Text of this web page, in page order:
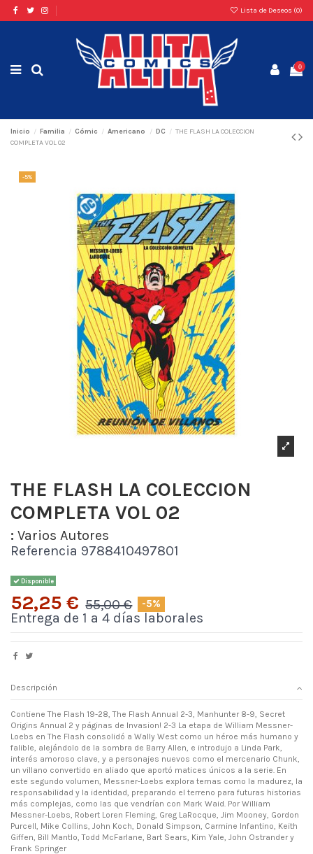
Lista de Deseos (0)
0
Inicio Familia Cómic Americano DC
THE FLASH LA COLECCION
COMPLETA VOL 02
-5%
THE FLASH LA COLECCION
COMPLETA VOL 02
: Varios Autores
Referencia 9788410497801
Disponible
52,25 € 55,00 € -5%
Entrega de 1 a 4 días laborales
Descripción
Contiene The Flash 19-28, The Flash Annual 2-3, Manhunter 8-9, Secret
Origins Annual 2 y páginas de Invasion! 2-3 La etapa de William Messner-
Loebs en The Flash consolidó a Wally West como un héroe más humano y
falible, alejándolo de la sombra de Barry Allen, e introdujo a Linda Park,
interés amoroso clave, y a personajes nuevos como el mercenario Chunk,
un villano convertido en aliado que aportó matices únicos a la serie. En
este segundo volumen, Messner-Loebs explora temas como la madurez, la
responsabilidad y la identidad, preparando el terreno para futuras historias
más complejas, como las que vendrían con Mark Waid. Por William
Messner-Loebs, Robert Loren Fleming, Greg LaRocque, Jim Mooney, Gordon
Purcell, Mike Collins, John Koch, Donald Simpson, Carmine Infantino, Keith
Giffen, Bill Mantlo, Todd McFarlane, Bart Sears, Kim Yale, John Ostrander y
Frank Springer